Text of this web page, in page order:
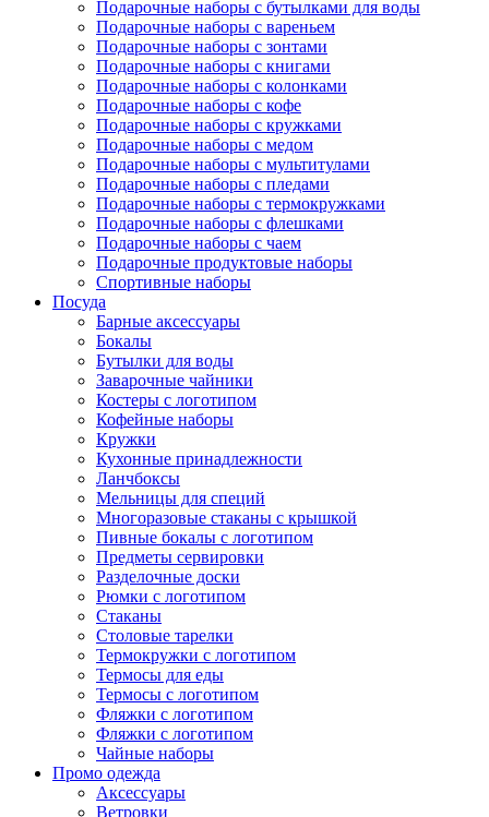
Подарочные наборы с бутылками для воды
Подарочные наборы с вареньем
Подарочные наборы с зонтами
Подарочные наборы с книгами
Подарочные наборы с колонками
Подарочные наборы с кофе
Подарочные наборы с кружками
Подарочные наборы с медом
Подарочные наборы с мультитулами
Подарочные наборы с пледами
Подарочные наборы с термокружками
Подарочные наборы с флешками
Подарочные наборы с чаем
Подарочные продуктовые наборы
Спортивные наборы
Посуда
Барные аксессуары
Бокалы
Бутылки для воды
Заварочные чайники
Костеры с логотипом
Кофейные наборы
Кружки
Кухонные принадлежности
Ланчбоксы
Мельницы для специй
Многоразовые стаканы с крышкой
Пивные бокалы с логотипом
Предметы сервировки
Разделочные доски
Рюмки с логотипом
Стаканы
Столовые тарелки
Термокружки с логотипом
Термосы для еды
Термосы с логотипом
Фляжки с логотипом
Фляжки с логотипом
Чайные наборы
Промо одежда
Аксессуары
Ветровки